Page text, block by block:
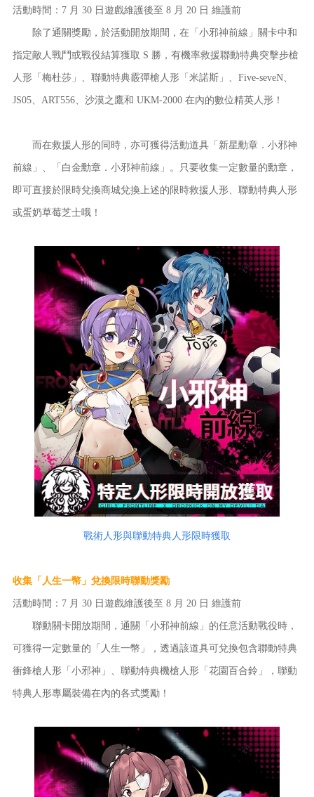
活動時間：7 月 30 日遊戲維護後至 8 月 20 日 維護前
除了通關獎勵，於活動開放期間，在「小邪神前線」關卡中和
指定敵人戰鬥或戰役結算獲取 S 勝，有機率救援聯動特典突擊步槍
人形「梅杜莎」、聯動特典霰彈槍人形「米諾斯」、Five-seveN、
JS05、ART556、沙漠之鷹和 UKM-2000 在內的數位精英人形！
而在救援人形的同時，亦可獲得活動道具「新星勳章．小邪神
前線」、「白金勳章．小邪神前線」。只要收集一定數量的勳章，
即可直接於限時兌換商城兌換上述的限時救援人形、聯動特典人形
或蛋奶草莓芝士哦！
戰術人形與聯動特典人形限時獲取
收集「人生一幣」兌換限時聯動獎勵
活動時間：7 月 30 日遊戲維護後至 8 月 20 日 維護前
聯動關卡開放期間，通關「小邪神前線」的任意活動戰役時，
可獲得一定數量的「人生一幣」，透過該道具可兌換包含聯動特典
衝鋒槍人形「小邪神」、聯動特典機槍人形「花園百合鈴」，聯動
特典人形專屬裝備在內的各式獎勵！